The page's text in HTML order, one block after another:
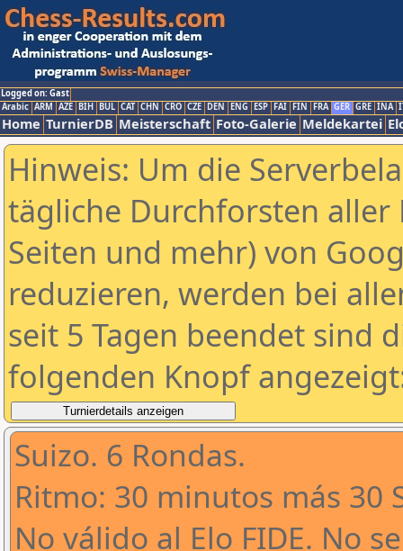
Logged on: Gast
Arabic ARM AZE BIH BUL CAT CHN CRO CZE DEN ENG ESP FAI FIN FRA GER GRE INA
Home TurnierDB Meisterschaft Foto-Galerie Meldekartei
Hinweis: Um die
tägliche Durchforsten aller
Seiten und mehr) von
reduzieren, werden bei
seit 5 Tagen beendet sind
folgenden Knopf
Suizo. 6 Rondas.
Ritmo: 30 minutos más 30
No válido al Elo FIDE. No